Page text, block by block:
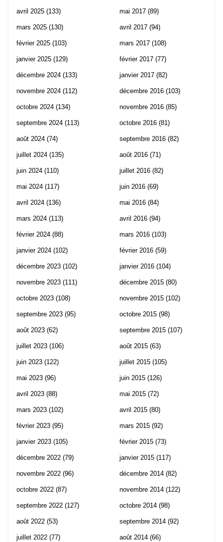
avril 2025 (133)
mars 2025 (130)
février 2025 (103)
janvier 2025 (129)
décembre 2024 (133)
novembre 2024 (112)
octobre 2024 (134)
septembre 2024 (113)
août 2024 (74)
juillet 2024 (135)
juin 2024 (110)
mai 2024 (117)
avril 2024 (136)
mars 2024 (113)
février 2024 (88)
janvier 2024 (102)
décembre 2023 (102)
novembre 2023 (111)
octobre 2023 (108)
septembre 2023 (95)
août 2023 (62)
juillet 2023 (106)
juin 2023 (122)
mai 2023 (96)
avril 2023 (88)
mars 2023 (102)
février 2023 (95)
janvier 2023 (105)
décembre 2022 (79)
novembre 2022 (96)
octobre 2022 (87)
septembre 2022 (127)
août 2022 (53)
juillet 2022 (77)
mai 2017 (89)
avril 2017 (94)
mars 2017 (108)
février 2017 (77)
janvier 2017 (82)
décembre 2016 (103)
novembre 2016 (85)
octobre 2016 (81)
septembre 2016 (82)
août 2016 (71)
juillet 2016 (82)
juin 2016 (69)
mai 2016 (84)
avril 2016 (94)
mars 2016 (103)
février 2016 (59)
janvier 2016 (104)
décembre 2015 (80)
novembre 2015 (102)
octobre 2015 (98)
septembre 2015 (107)
août 2015 (63)
juillet 2015 (105)
juin 2015 (126)
mai 2015 (72)
avril 2015 (80)
mars 2015 (92)
février 2015 (73)
janvier 2015 (117)
décembre 2014 (82)
novembre 2014 (122)
octobre 2014 (98)
septembre 2014 (92)
août 2014 (66)